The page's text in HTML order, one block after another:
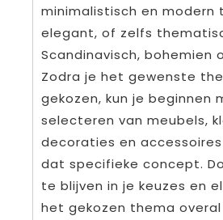
minimalistisch en modern
elegant, of zelfs
Scandinavisch, bohemien
Zodra je het gewenste
gekozen, kun je beginnen
selecteren van meubels,
decoraties en
dat specifieke concept.
te blijven in je keuzes en
het gekozen thema